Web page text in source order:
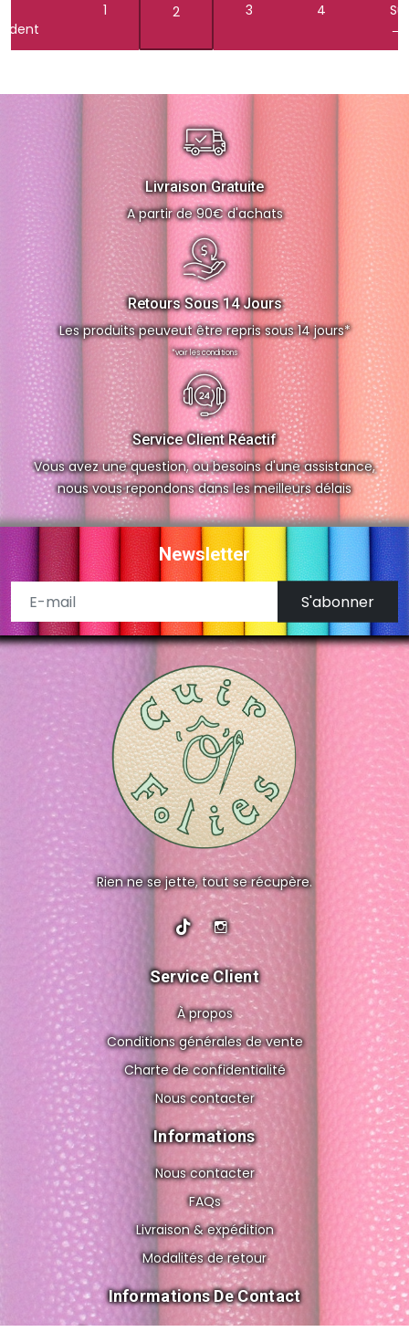
1 2 3 4
→
Livraison Gratuite
A partir de 90€ d'achats
Retours Sous 14 Jours
Les produits peuveut être repris sous 14 jours*
*voir les conditions
Service Client Réactif
Vous avez une question, ou besoins d'une assistance,
nous vous repondons dans les meilleurs délais
Newsletter
S'abonner
Rien ne se jette, tout se récupère.
Service Client
À propos
Conditions générales de vente
Charte de confidentialité
Nous contacter
Informations
Nous contacter
FAQs
Livraison & expédition
Modalités de retour
Informations De Contact